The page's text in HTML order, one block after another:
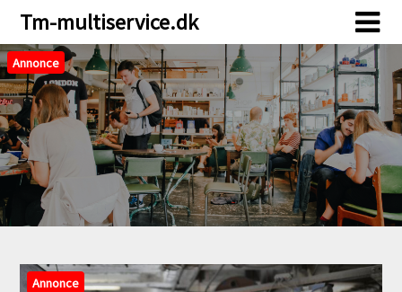
Skip
content
Skip
content
Tm-multiservice.dk
Annonce
Annonce